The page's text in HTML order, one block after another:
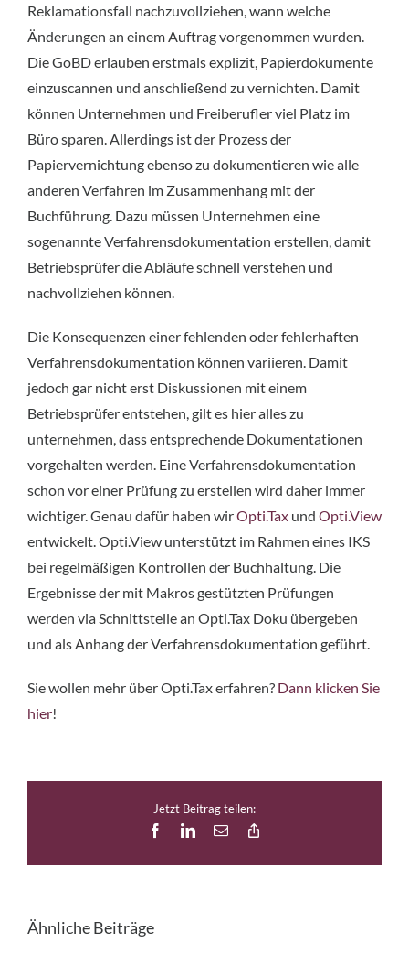
Reklamationsfall nachzuvollziehen, wann welche
Änderungen an einem Auftrag vorgenommen wurden.
Die GoBD erlauben erstmals explizit, Papierdokumente
einzuscannen und anschließend zu vernichten. Damit
können Unternehmen und Freiberufler viel Platz im
Büro sparen. Allerdings ist der Prozess der
Papiervernichtung ebenso zu dokumentieren wie alle
anderen Verfahren im Zusammenhang mit der
Buchführung. Dazu müssen Unternehmen eine
sogenannte Verfahrensdokumentation erstellen, damit
Betriebsprüfer die Abläufe schnell verstehen und
nachvollziehen können.
Die Konsequenzen einer fehlenden oder fehlerhaften
Verfahrensdokumentation können variieren. Damit
jedoch gar nicht erst Diskussionen mit einem
Betriebsprüfer entstehen, gilt es hier alles zu
unternehmen, dass entsprechende Dokumentationen
vorgehalten werden. Eine Verfahrensdokumentation
schon vor einer Prüfung zu erstellen wird daher immer
wichtiger. Genau dafür haben wirOpti.Tax und Opti.View
entwickelt. Opti.View unterstützt im Rahmen eines IKS
bei regelmäßigen Kontrollen der Buchhaltung. Die
Ergebnisse der mit Makros gestützten Prüfungen
werden via Schnittstelle an Opti.Tax Doku übergeben
und als Anhang der Verfahrensdokumentation geführt.
Sie wollen mehr über Opti.Tax erfahren? Dann klicken Sie
hier!
Jetzt Beitrag teilen:
FacebookLinkedIn
E-
Ähnliche Beiträge